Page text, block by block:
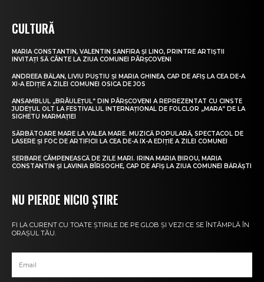
CULTURĂ
MARIA CONSTANTIN, VALENTIN SANFIRA ȘI LINO, PRINTRE ARTIȘTII
INVITAȚI SĂ CÂNTE LA ZIUA COMUNEI PÂRȘCOVENI
ANDREEA BĂLAN, LIVIU PUȘTIU ȘI MARIA GHINEA, CAP DE AFIȘ LA CEA DE-A
XI-A EDIȚIE A ZILEI COMUNEI OSICA DE JOS
ANSAMBLUL „BRÂULEȚUL” DIN PÂRȘCOVENI A REPREZENTAT CU CINSTE
JUDEȚUL OLT LA FESTIVALUL INTERNAȚIONAL DE FOLCLOR „MARA” DE LA
SIGHETU MARMAȚIEI
SĂRBĂTOARE MARE LA VALEA MARE. MUZICĂ POPULARĂ, SPECTACOL DE
LASERE ȘI FOC DE ARTIFICII LA CEA DE-A IX-A EDIȚIE A ZILEI COMUNEI
SERBARE CÂMPENEASCĂ DE ZILE MARI. IRINA MARIA BIROU, MARIA
CONSTANTIN ȘI LAVINIA BÎRSOGHE, CAP DE AFIȘ LA ZIUA COMUNEI BĂRĂȘTI
NU PIERDE NICIO ȘTIRE
FI LA CURENT CU TOATE ȘTIRILE DE PE GLOB ȘI VEZI CE SE ÎNTÂMPLĂ ÎN
ORAȘUL TĂU.